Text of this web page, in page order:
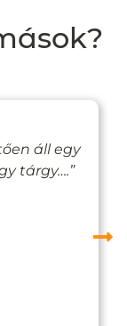
áll egy
tárgy….”